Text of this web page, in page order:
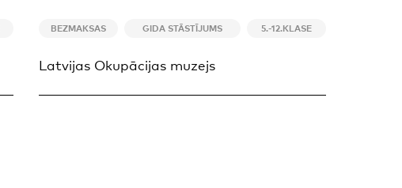
BEZMAKSAS GIDA STĀSTĪJUMS 5.-12.KLASE
Latvijas Okupācijas muzejs